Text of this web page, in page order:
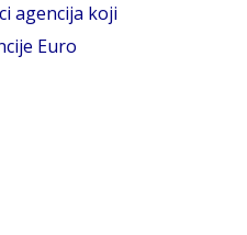
agencija koji
Euro